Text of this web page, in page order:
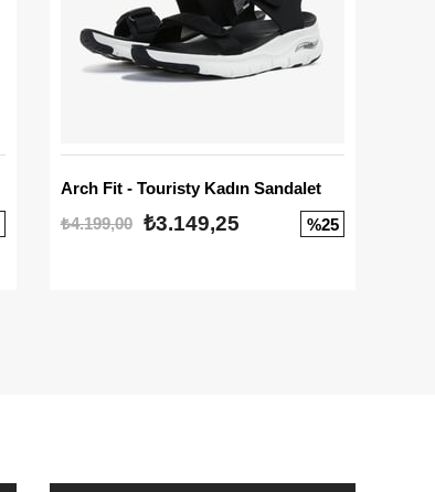
Arch Fit - Touristy Kadın Sandalet
₺4.199,00
₺3.149,25 %25